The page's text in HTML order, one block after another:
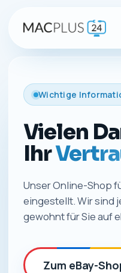
Wichtige
Vielen
Ihr
Unser Online-Shop
eingestellt. Wir sind
gewohnt für Sie auf
Zum eBay-